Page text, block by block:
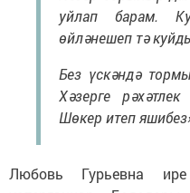
уйлап барам.
өйләнешеп тә
Без үскәндә
Хәзерге
Шөкер итеп
Любовь Гурьевна